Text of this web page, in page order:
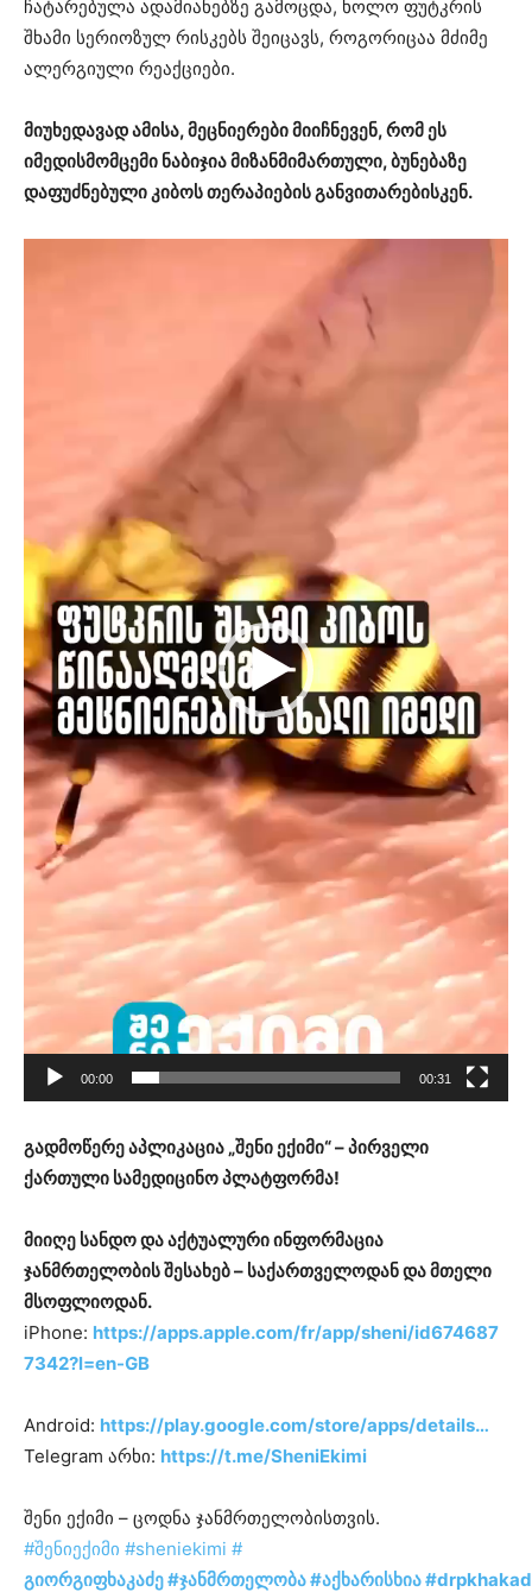
ჩატარებულა ადამიანებზე გამოცდა, ხოლო ფუტკრის
შხამი სერიოზულ რისკებს შეიცავს, როგორიცაა მძიმე
ალერგიული რეაქციები.
მიუხედავად ამისა, მეცნიერები მიიჩნევენ, რომ ეს
იმედისმომცემი ნაბიჯია მიზანმიმართული, ბუნებაზე
დაფუძნებული კიბოს თერაპიების განვითარებისკენ.
00:00 00:31
გადმოწერე აპლიკაცია „შენი ექიმი“ – პირველი
ქართული სამედიცინო პლატფორმა!
მიიღე სანდო და აქტუალური ინფორმაცია
ჯანმრთელობის შესახებ – საქართველოდან და მთელი
მსოფლიოდან.
iPhone: https://apps.apple.com/fr/app/sheni/id674687
7342?l=en-GB
Android: https://play.google.com/store/apps/details…
Telegram არხი: https://t.me/SheniEkimi
შენი ექიმი – ცოდნა ჯანმრთელობისთვის.
#შენიექიმი #sheniekimi #
გიორგიფხაკაძე#ჯანმრთელობა#აქხარისხია